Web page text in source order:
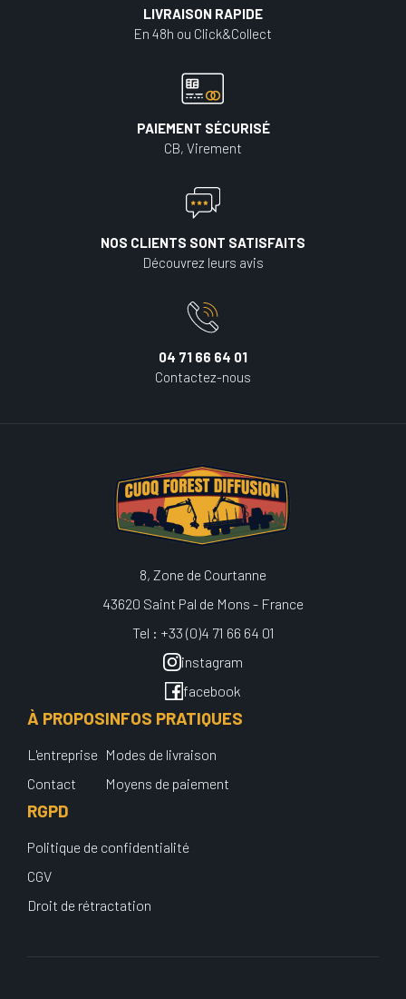
LIVRAISON RAPIDE
En 48h ou Click&Collect
PAIEMENT SÉCURISÉ
CB, Virement
NOS CLIENTS SONT SATISFAITS
Découvrez leurs avis
04 71 66 64 01
Contactez-nous
8, Zone de Courtanne
43620 Saint Pal de Mons - France
Tel : +33 (0)4 71 66 64 01
instagram
facebook
À PROPOS
L'entreprise
Contact
INFOS PRATIQUES
Modes de livraison
Moyens de paiement
RGPD
Politique de confidentialité
CGV
Droit de rétractation